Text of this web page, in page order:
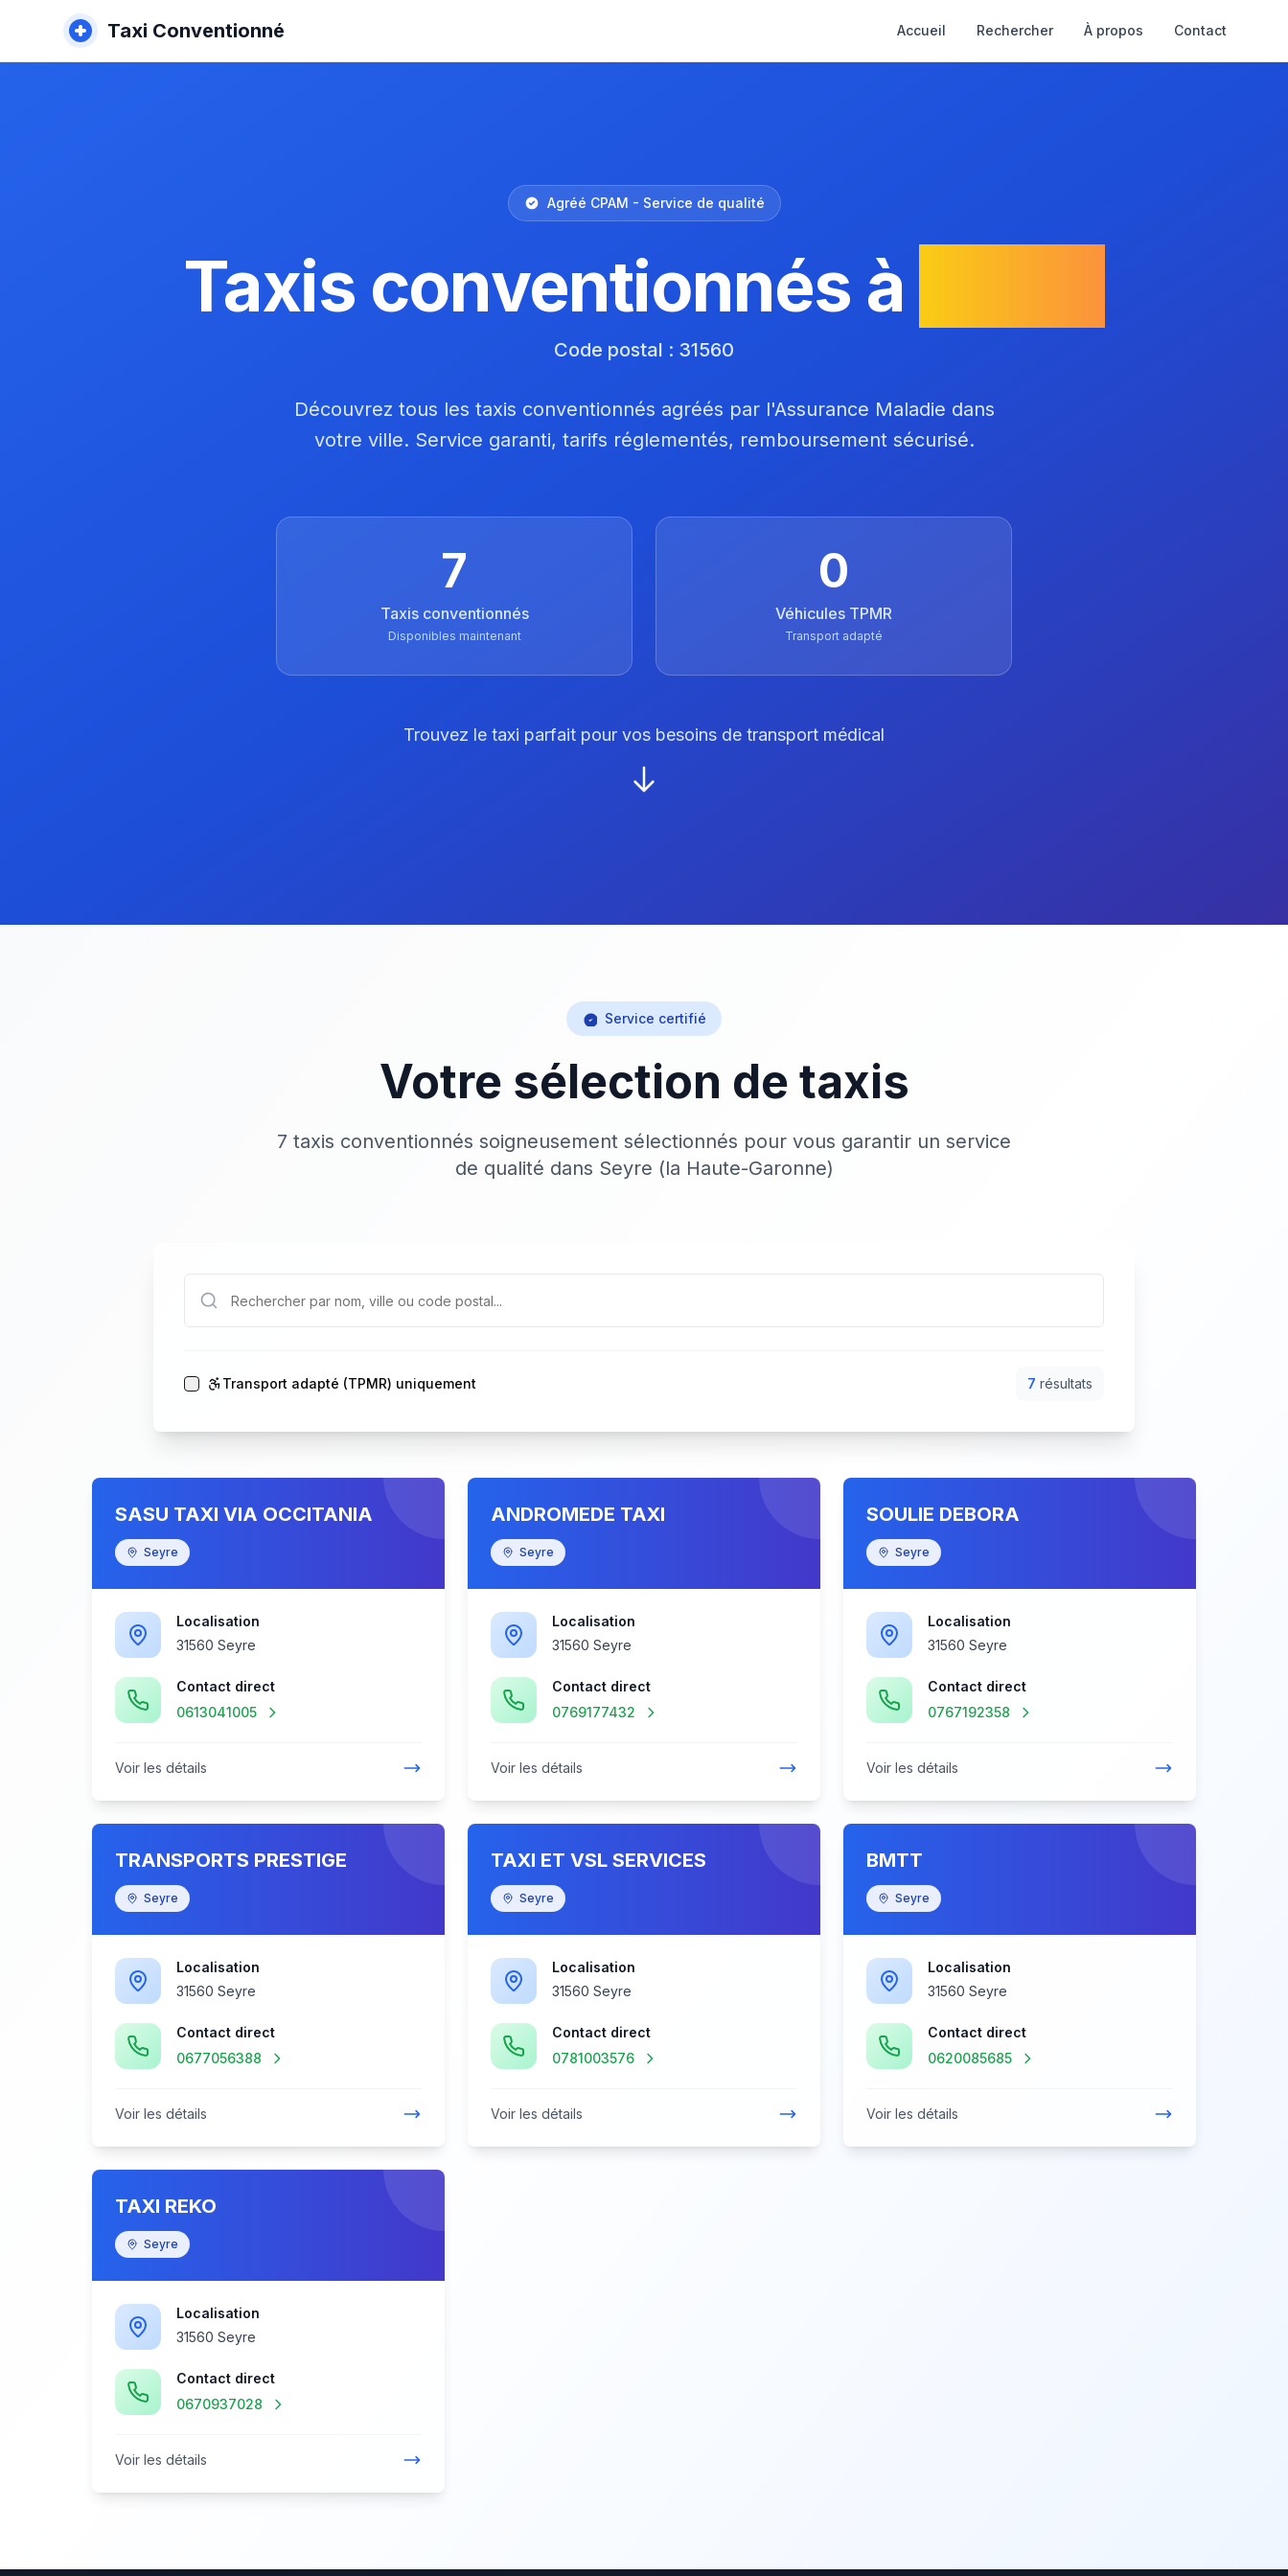
Taxi Conventionné Accueil Rechercher À propos Contact
Agréé CPAM - Service de qualité
Taxis conventionnés à
Code postal : 31560
Découvrez tous les taxis conventionnés agréés par l'Assurance Maladie dans
votre ville. Service garanti, tarifs réglementés, remboursement sécurisé.
7
Taxis conventionnés
Disponibles maintenant
0
Véhicules TPMR
Transport adapté
Trouvez le taxi parfait pour vos besoins de transport médical
Service certifié
Votre sélection de taxis
7 taxis conventionnés soigneusement sélectionnés pour vous garantir un service
de qualité dans Seyre (la Haute-Garonne)
Transport adapté (TPMR) uniquement 7 résultats
SASU TAXI VIA OCCITANIA
Seyre
Localisation
31560 Seyre
Contact direct
0613041005
Voir les détails
ANDROMEDE TAXI
Seyre
Localisation
31560 Seyre
Contact direct
0769177432
Voir les détails
SOULIE DEBORA
Seyre
Localisation
31560 Seyre
Contact direct
0767192358
Voir les détails
TRANSPORTS PRESTIGE
Seyre
Localisation
31560 Seyre
Contact direct
0677056388
Voir les détails
TAXI ET VSL SERVICES
Seyre
Localisation
31560 Seyre
Contact direct
0781003576
Voir les détails
BMTT
Seyre
Localisation
31560 Seyre
Contact direct
0620085685
Voir les détails
TAXI REKO
Seyre
Localisation
31560 Seyre
Contact direct
0670937028
Voir les détails